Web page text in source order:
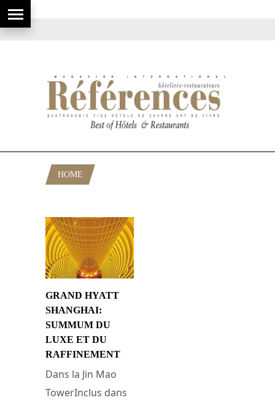
HOME
GRAND HYATT
SHANGHAI:
SUMMUM DU
LUXE ET DU
RAFFINEMENT
Dans la Jin Mao
TowerInclus dans